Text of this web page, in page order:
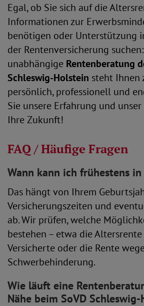
Egal, ob Sie sich auf die
Informationen zur
benötigen oder Unterstützung
der Rentenversicherung
unabhängige Rentenberatung
Schleswig-Holstein steht Ihnen
persönlich, professionell und
Sie unsere Erfahrung und
Ihre Zukunft!
FAQ / Häufige Fragen
Wann kann ich frühestens in
Das hängt von Ihrem
Versicherungszeiten und
ab. Wir prüfen, welche
bestehen – etwa die
Versicherte oder die Rente
Schwerbehinderung.
Wie läuft eine
Nähe beim SoVD